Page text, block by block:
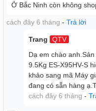
tạo nên dòng nước xoáy
tan vết bẩn nhanh
chất lượng quần áo bị
Ở Bắc Ninh còn không
cách đây 6 tháng - Trả lời
Trang
QTV
Dạ em chào
9.5Kg ES-X95HV-S
khảo sang mã Máy
đang có sẵn hàng
cách đây 6 tháng -